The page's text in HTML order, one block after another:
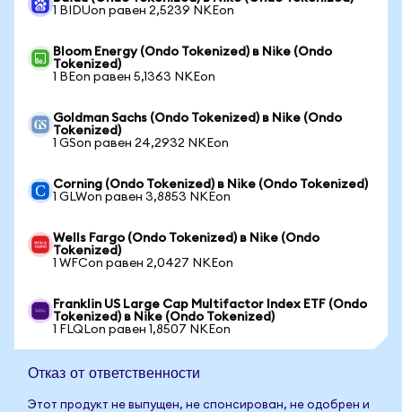
1 BIDUon равен 2,5239 NKEon
Bloom Energy (Ondo Tokenized) в Nike (Ondo
Tokenized)
1 BEon равен 5,1363 NKEon
Goldman Sachs (Ondo Tokenized) в Nike (Ondo
Tokenized)
1 GSon равен 24,2932 NKEon
Corning (Ondo Tokenized) в Nike (Ondo Tokenized)
1 GLWon равен 3,8853 NKEon
Wells Fargo (Ondo Tokenized) в Nike (Ondo
Tokenized)
1 WFCon равен 2,0427 NKEon
Franklin US Large Cap Multifactor Index ETF (Ondo
Tokenized) в Nike (Ondo Tokenized)
1 FLQLon равен 1,8507 NKEon
Отказ от ответственности
Этот продукт не выпущен, не спонсирован, не одобрен и